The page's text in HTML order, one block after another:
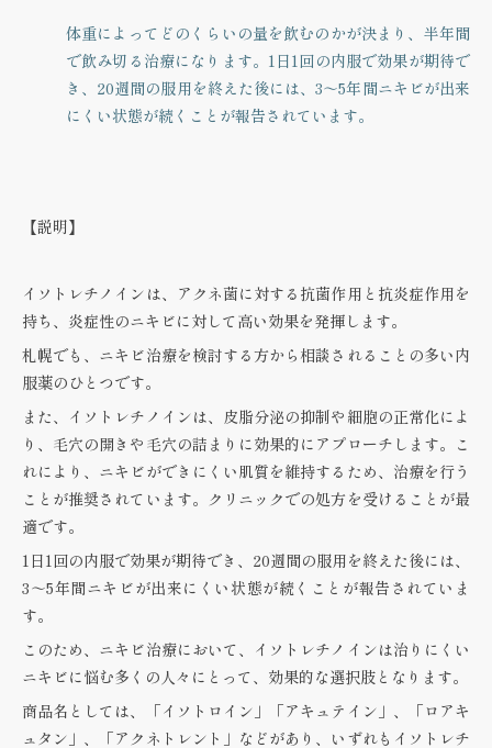
体重によってどのくらいの量を飲むのかが決まり、半年間
で飲み切る治療になります。1日1回の内服で効果が期待で
き、20週間の服用を終えた後には、3～5年間ニキビが出来
にくい状態が続くことが報告されています。
【説明】
イソトレチノインは、アクネ菌に対する抗菌作用と抗炎症作用を
持ち、炎症性のニキビに対して高い効果を発揮します。
札幌でも、ニキビ治療を検討する方から相談されることの多い内
服薬のひとつです。
また、イソトレチノインは、皮脂分泌の抑制や細胞の正常化によ
り、毛穴の開きや毛穴の詰まりに効果的にアプローチします。こ
れにより、ニキビができにくい肌質を維持するため、治療を行う
ことが推奨されています。クリニックでの処方を受けることが最
適です。
1日1回の内服で効果が期待でき、20週間の服用を終えた後には、
3～5年間ニキビが出来にくい状態が続くことが報告されていま
す。
このため、ニキビ治療において、イソトレチノインは治りにくい
ニキビに悩む多くの人々にとって、効果的な選択肢となります。
商品名としては、「イソトロイン」「アキュテイン」、「ロアキ
ュタン」、「アクネトレント」などがあり、いずれもイソトレチ